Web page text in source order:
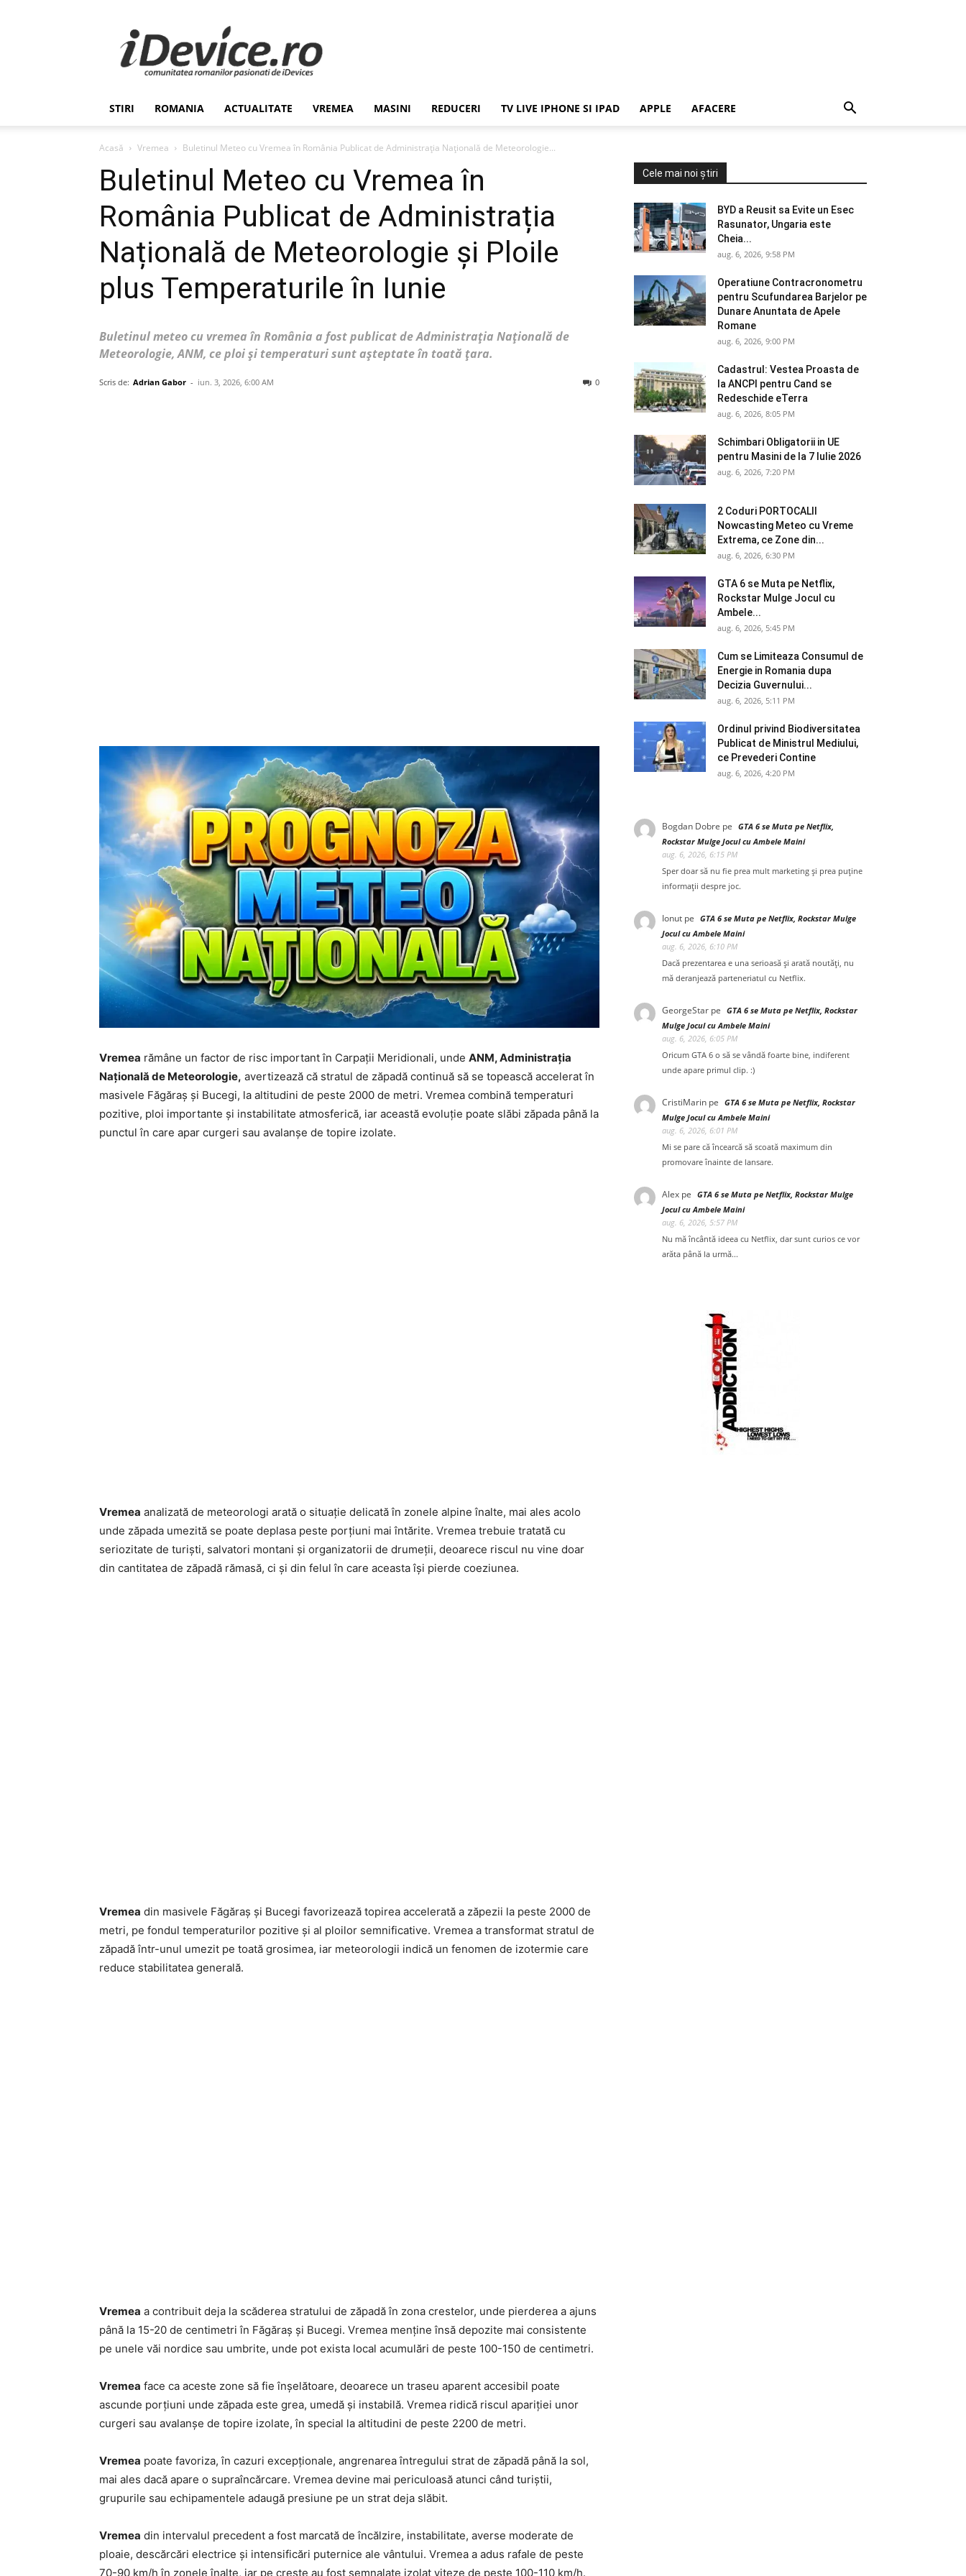
Stiri
de
Ultima
Ora
Romania,
Economie,
iDevice.ro
STIRI ROMANIA ACTUALITATE VREMEA MASINI REDUCERI TV LIVE IPHONE SI IPAD APPLE AFACERE
Acasă Vremea Buletinul Meteo cu Vremea în România Publicat de Administrația Națională de Meteorologie...
Buletinul Meteo cu Vremea în
România Publicat de Administrația
Națională de Meteorologie și Ploile
plus Temperaturile în Iunie
Buletinul meteo cu vremea în România a fost publicat de Administrația Națională de
Meteorologie, ANM, ce ploi și temperaturi sunt așteptate în toată țara.
Scris de: Adrian Gabor - iun. 3, 2026, 6:00 AM 0
Vremea rămâne un factor de risc important în Carpații Meridionali, unde ANM, Administrația
Națională de Meteorologie, avertizează că stratul de zăpadă continuă să se topească accelerat în
masivele Făgăraș și Bucegi, la altitudini de peste 2000 de metri. Vremea combină temperaturi
pozitive, ploi importante și instabilitate atmosferică, iar această evoluție poate slăbi zăpada până la
punctul în care apar curgeri sau avalanșe de topire izolate.
Vremea analizată de meteorologi arată o situație delicată în zonele alpine înalte, mai ales acolo
unde zăpada umezită se poate deplasa peste porțiuni mai întărite. Vremea trebuie tratată cu
seriozitate de turiști, salvatori montani și organizatorii de drumeții, deoarece riscul nu vine doar
din cantitatea de zăpadă rămasă, ci și din felul în care aceasta își pierde coeziunea.
Vremea din masivele Făgăraș și Bucegi favorizează topirea accelerată a zăpezii la peste 2000 de
metri, pe fondul temperaturilor pozitive și al ploilor semnificative. Vremea a transformat stratul de
zăpadă într-unul umezit pe toată grosimea, iar meteorologii indică un fenomen de izotermie care
reduce stabilitatea generală.
Vremea a contribuit deja la scăderea stratului de zăpadă în zona crestelor, unde pierderea a ajuns
până la 15-20 de centimetri în Făgăraș și Bucegi. Vremea menține însă depozite mai consistente
pe unele văi nordice sau umbrite, unde pot exista local acumulări de peste 100-150 de centimetri.
Vremea face ca aceste zone să fie înșelătoare, deoarece un traseu aparent accesibil poate
ascunde porțiuni unde zăpada este grea, umedă și instabilă. Vremea ridică riscul apariției unor
curgeri sau avalanșe de topire izolate, în special la altitudini de peste 2200 de metri.
Vremea poate favoriza, în cazuri excepționale, angrenarea întregului strat de zăpadă până la sol,
mai ales dacă apare o supraîncărcare. Vremea devine mai periculoasă atunci când turiștii,
grupurile sau echipamentele adaugă presiune pe un strat deja slăbit.
Vremea din intervalul precedent a fost marcată de încălzire, instabilitate, averse moderate de
ploaie, descărcări electrice și intensificări puternice ale vântului. Vremea a adus rafale de peste
70-90 km/h în zonele înalte, iar pe creste au fost semnalate izolat viteze de peste 100-110 km/h.
Cele mai noi știri
BYD a Reusit sa Evite un Esec
Rasunator, Ungaria este
Cheia...
aug. 6, 2026, 9:58 PM
Operatiune Contracronometru
pentru Scufundarea Barjelor pe
Dunare Anuntata de Apele
Romane
aug. 6, 2026, 9:00 PM
Cadastrul: Vestea Proasta de
la ANCPI pentru Cand se
Redeschide eTerra
aug. 6, 2026, 8:05 PM
Schimbari Obligatorii in UE
pentru Masini de la 7 Iulie 2026
aug. 6, 2026, 7:20 PM
2 Coduri PORTOCALII
Nowcasting Meteo cu Vreme
Extrema, ce Zone din...
aug. 6, 2026, 6:30 PM
GTA 6 se Muta pe Netflix,
Rockstar Mulge Jocul cu
Ambele...
aug. 6, 2026, 5:45 PM
Cum se Limiteaza Consumul de
Energie in Romania dupa
Decizia Guvernului...
aug. 6, 2026, 5:11 PM
Ordinul privind Biodiversitatea
Publicat de Ministrul Mediului,
ce Prevederi Contine
aug. 6, 2026, 4:20 PM
Bogdan Dobre pe GTA 6 se Muta pe Netflix,
Rockstar Mulge Jocul cu Ambele Maini
aug. 6, 2026, 6:15 PM
Sper doar să nu fie prea mult marketing și prea puține
informații despre joc.
Ionut pe GTA 6 se Muta pe Netflix, Rockstar Mulge
Jocul cu Ambele Maini
aug. 6, 2026, 6:10 PM
Dacă prezentarea e una serioasă și arată noutăți, nu
mă deranjează parteneriatul cu Netflix.
GeorgeStar pe GTA 6 se Muta pe Netflix, Rockstar
Mulge Jocul cu Ambele Maini
aug. 6, 2026, 6:05 PM
Oricum GTA 6 o să se vândă foarte bine, indiferent
unde apare primul clip. :)
CristiMarin pe GTA 6 se Muta pe Netflix, Rockstar
Mulge Jocul cu Ambele Maini
aug. 6, 2026, 6:01 PM
Mi se pare că încearcă să scoată maximum din
promovare înainte de lansare.
Alex pe GTA 6 se Muta pe Netflix, Rockstar Mulge
Jocul cu Ambele Maini
aug. 6, 2026, 5:57 PM
Nu mă încântă ideea cu Netflix, dar sunt curios ce vor
arăta până la urmă...